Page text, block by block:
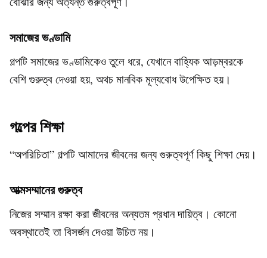
সমাজের ভণ্ডামি
গল্পটি সমাজের ভণ্ডামিকেও তুলে ধরে, যেখানে বাহ্যিক আড়ম্বরকে
বেশি গুরুত্ব দেওয়া হয়, অথচ মানবিক মূল্যবোধ উপেক্ষিত হয়।
গল্পের শিক্ষা
“অপরিচিতা” গল্পটি আমাদের জীবনের জন্য গুরুত্বপূর্ণ কিছু শিক্ষা দেয়।
আত্মসম্মানের গুরুত্ব
নিজের সম্মান রক্ষা করা জীবনের অন্যতম প্রধান দায়িত্ব। কোনো
অবস্থাতেই তা বিসর্জন দেওয়া উচিত নয়।